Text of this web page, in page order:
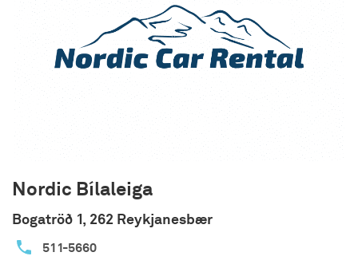
Nordic Bílaleiga
Bogatröð 1, 262 Reykjanesbær
511-5660